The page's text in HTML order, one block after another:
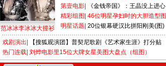
范冰冰李冰冰大撞衫
第壹电影
《金钱帝国》：王晶没上进心
精彩组图 46位明星孕妇时的大胆造型图
明星话题 20位银幕硬汉比拼阳刚美(图)
戏剧演出
【搜狐观演团】普契尼歌剧《艺术家生涯》打分贴
热门连载 刘烨电影里15位大牌女星美图大盘点（组图）